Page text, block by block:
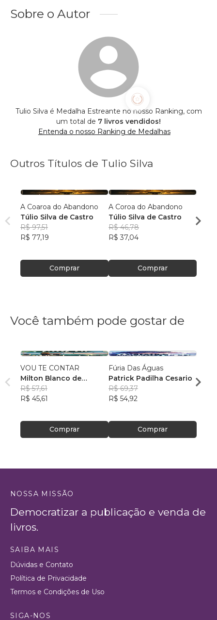
Sobre o Autor
Tulio Silva é Medalha Estreante no nosso Ranking, com
um total de 7 livros vendidos!
Entenda o nosso Ranking de Medalhas
Outros Títulos de Tulio Silva
A Coaroa do Abandono
Túlio Silva de Castro
R$ 97,51
R$ 77,19
Comprar
A Coroa do Abandono
Túlio Silva de Castro
R$ 46,78
R$ 37,04
Comprar
Túlio
Você também pode gostar de
VOU TE CONTAR
Milton Blanco de
Abrunhosa Trindade
Filho
R$ 57,61
R$ 45,61
Comprar
Fúria Das Águas
Patrick Padilha Cesario
R$ 69,37
R$ 54,92
Comprar
Paris
NOSSA MISSÃO
Democratizar a publicação e venda de
livros.
SAIBA MAIS
Dúvidas e Contato
Política de Privacidade
Termos e Condições de Uso
SIGA-NOS